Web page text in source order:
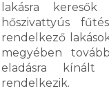
lakásra
hőszivattyús
rendelkező
megyében
eladásra kínált
rendelkezik.